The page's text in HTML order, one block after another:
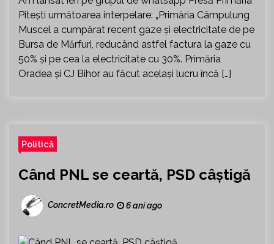
Pitești următoarea interpelare: „Primăria Câmpulung
Muscel a cumpărat recent gaze și electricitate de pe
Bursa de Mărfuri, reducând astfel factura la gaze cu
50% și pe cea la electricitate cu 30%. Primăria
Oradea și CJ Bihor au făcut același lucru încă […]
Politică
Când PNL se ceartă, PSD câștigă
ConcretMedia.ro 6 ani ago